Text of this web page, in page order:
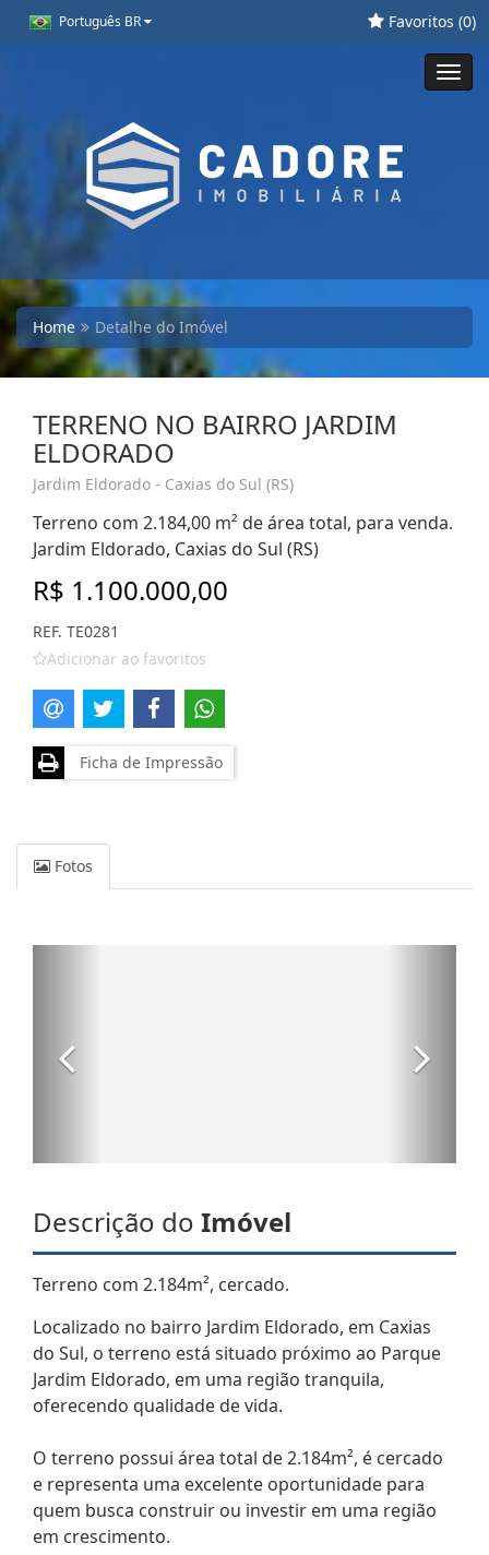
Português BR Favoritos (0)
Home Detalhe do Imóvel
TERRENO NO BAIRRO JARDIM
ELDORADO
Jardim Eldorado - Caxias do Sul (RS)
Terreno com 2.184,00 m² de área total, para venda.
Jardim Eldorado, Caxias do Sul (RS)
R$ 1.100.000,00
REF. TE0281
Adicionar ao favoritos
Ficha de Impressão
Fotos
Descrição do Imóvel
Terreno com 2.184m², cercado.
Localizado no bairro Jardim Eldorado, em Caxias
do Sul, o terreno está situado próximo ao Parque
Jardim Eldorado, em uma região tranquila,
oferecendo qualidade de vida.
O terreno possui área total de 2.184m², é cercado
e representa uma excelente oportunidade para
quem busca construir ou investir em uma região
em crescimento.